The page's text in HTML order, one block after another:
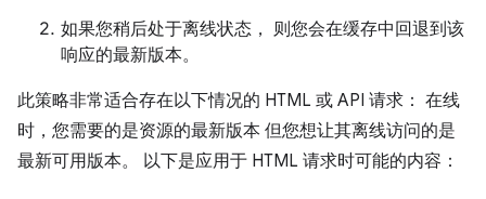
如果您稍后处于离线状态， 则您会在缓存中回退到该
响应的最新版本。
此策略非常适合存在以下情况的 HTML 或 API 请求： 在线
时，您需要的是资源的最新版本 但您想让其离线访问的是
最新可用版本。 以下是应用于 HTML 请求时可能的内容：